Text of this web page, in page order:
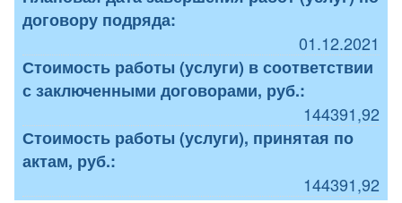
договору подряда:
01.12.2021
Стоимость работы (услуги) в соответствии
с заключенными договорами, руб.:
144391,92
Стоимость работы (услуги), принятая по
актам, руб.:
144391,92